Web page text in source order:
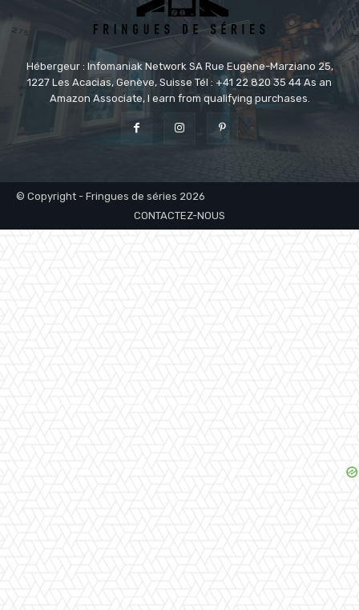
Hébergeur : Infomaniak Network SA Rue Eugène-Marziano 25,
1227 Les Acacias, Genève, Suisse Tél : +41 22 820 35 44 As an
Amazon Associate, I earn from qualifying purchases.
© Copyright - Fringues de séries 2026
CONTACTEZ-NOUS